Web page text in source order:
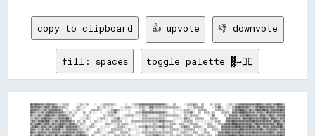
copy to clipboard 👍 upvote 👎 downvote
fill: spaces toggle palette ▓→✊🏽
██▓▓██▓▓▓▓▒▒▓▓▓▓▓▓▒▒░░░░▒▒▒▒      ░░▒▒░░▒▒    ░░  ░░▒▒▒▒▒▒▒▒░░      ░░  ░░▒▒▒▒▓▓▓▓▓▓▓▓▓▓▓▓▓▓▓▓▓▓▒▒░░  ▒▒      ░░▒▒▒▒▓▓▒▒  ▒▒    ▒▒░░▒▒▒▒    ░░▒▒░░▒▒▓▓▓▓▓▓▓▓▓▓▓▓▓▓██▓▓▒▒▓▓▓▓▒▒▓▓██▓▓▒▒
▓▓▓▓▓▓▓▓▒▒▓▓▓▓▒▒▓▓▓▓▒▒▒▒▒▒░░    ░░▒▒░░░░        ▒▒░░▒▒░░░░░░    ░░░░▒▒▒▒░░░░░░▒▒▒▒░░▒▒▓▓▒▒▒▒▒▒▒▒▒▒▒▒▒▒▒▒▒▒░░    ░░░░▒▒▒▒▒▒▒▒      ░░▒▒▓▓░░  ░░░░▒▒▓▓██▓▓▓▓▓▓▒▒▒▒▓▓▓▓██▓▓▓▓▓▓▓▓▒▒▓▓▓▓▓▓
▓▓▓▓▓▓▒▒▒▒▓▓▒▒▓▓▓▓▓▓▓▓▒▒  ░░  ░░░░▒▒░░      ▒▒▒▒▒▒░░    ░░▒▒▓▓▒▒░░░░░░░░      ░░▒▒░░░░▒▒░░░░░░░░░░    ░░░░░░░░▒▒▒▒░░░░  ▒▒▒▒▒▒      ▒▒▒▒▒▒░░░░  ▒▒▓▓▓▓██▓▓▒▒▓▓▒▒▓▓██▓▓██▓▓▒▒▓▓▓▓▓▓██▓▓
██▓▓▒▒▒▒▓▓▒▒▓▓██▓▓▓▓▓▓▓▓▒▒░░▒▒░░▒▒    ▒▒  ▒▒░░░░  ░░  ░░▒▒▒▒▓▓░░      ░░  ░░▒▒▒▒▓▓▓▓▓▓▓▓▓▓▓▓▓▓▓▓▒▒░░  ░░    ░░▒▒▒▒▓▓░░  ▒▒  ▒▒▒▒░░▒▒    ▒▒▒▒▒▒░░▓▓▓▓▓▓████▓▓▓▓▓▓▒▒▓▓▓▓▒▒██▓▓▓▓▓▓▓▓▓▓▓▓
▓▓▒▒▒▒▓▓▒▒▓▓██▓▓▓▓▒▒▓▓▓▓▓▓▒▒░░▒▒      ░░▒▒░░        ▒▒░░▒▒▒▒░░░░  ░░▒▒▒▒▒▒░░░░░░▒▒▒▒░░░░░░░░▒▒▒▒▒▒▒▒▒▒▒▒▒▒░░  ▒▒░░▒▒▒▒▒▒░░    ░░░░▓▓      ▒▒░░▓▓▓▓▓▓▒▒▓▓▓▓██▓▓▓▓▓▓▒▒██▓▓▒▒██▓▓▒▒▓▓▓▓██
▒▒▒▒▓▓▒▒▓▓██▓▓▓▓▒▒▒▒▓▓▓▓▓▓██▒▒      ░░░░▒▒░░    ░░▒▒▒▒░░  ░░▒▒▓▓░░░░░░  ░░    ░░▒▒▒▒▒▒▒▒▒▒▒▒▒▒▒▒░░    ░░░░░░░░▓▓▒▒░░  ▒▒▒▒▒▒    ▒▒▒▒▒▒      ▓▓▓▓▓▓▓▓▓▓▒▒██▓▓██▓▓▓▓▓▓▓▓██▓▓▒▒██▓▓▒▒▓▓▓▓
▒▒▓▓▒▒▓▓██▓▓██▒▒▒▒▓▓▒▒▓▓▓▓▓▓▓▓▒▒  ▒▒░░▒▒  ░░  ▒▒░░░░  ░░  ▒▒▒▒▒▒▒▒  ░░  ▒▒▒▒▒▒▒▒▒▒▒▒▒▒▒▒▒▒▒▒▓▓▓▓▒▒▒▒▒▒░░    ░░▒▒▒▒▒▒  ░░░░░░░░░░░░░░▒▒▒▒  ░░▓▓▓▓██▓▓▓▓▓▓▓▓▓▓▓▓██▓▓▓▓▓▓▓▓▓▓▓▓▒▒██▓▓▒▒▓▓
▓▓▒▒▓▓██▒▒▓▓▓▓▒▒▓▓▒▒▓▓▓▓▓▓▒▒▓▓▓▓▒▒░░▒▒░░    ▒▒░░      ▒▒▒▒░░░░▒▒░░▒▒▒▒░░░░░░    ░░░░░░░░▒▒░░░░▒▒░░░░▒▒▒▒░░▒▒▒▒░░░░▒▒▒▒▒▒    ░░▒▒▒▒  ░░▒▒▒▒▓▓▓▓▓▓████▓▓▓▓▓▓▓▓▓▓▒▒██▓▓▓▓▓▓▓▓▓▓▓▓▒▒██▓▓▒▒
▒▒▓▓██▒▒▓▓▓▓▒▒▓▓▒▒▓▓▓▓██▒▒▓▓▓▓▓▓▓▓▒▒░░░░░░▒▒▒▒░░  ░░░░░░░░  ░░▒▒▒▒▒▒░░    ░░░░▒▒▒▒▓▓▒▒▒▒▒▒▒▒▓▓▓▓▒▒▒▒▒▒    ░░▒▒▓▓▒▒  ▒▒▒▒▒▒░░  ▒▒▒▒▒▒░░  ▓▓▓▓▓▓▓▓▓▓████▓▓▓▓▓▓██▓▓▒▒██▒▒▓▓▓▓▒▒▓▓▓▓▓▓██▒▒
▓▓▓▓▒▒▒▒▓▓▒▒▓▓▒▒▓▓▓▓██▒▒▒▒▓▓▓▓▓▓▓▓▒▒▒▒░░▒▒░░    ▒▒░░░░    ▒▒▒▒▒▒▒▒░░░░▒▒░░░░░░  ░░▒▒░░░░▒▒░░░░▒▒░░░░▒▒▒▒▒▒░░░░▒▒▒▒▒▒▒▒  ░░░░▒▒    ▒▒▒▒░░▓▓▓▓▓▓▓▓▓▓▓▓▓▓██▓▓▓▓▓▓▓▓▓▓▓▓██▒▒▓▓▓▓▓▓▓▓▒▒▓▓▓▓
██▓▓▒▒▓▓▓▓▓▓▒▒▓▓▓▓▓▓▓▓▒▒▓▓▓▓▓▓▓▓▒▒▓▓▓▓▒▒░░    ▒▒▒▒░░  ░░▒▒▒▒░░  ▒▒▒▒▒▒░░    ░░░░▒▒▒▒▒▒▒▒▒▒▒▒▒▒▒▒▒▒▒▒▒▒  ░░░░▒▒▒▒░░░░▒▒▒▒  ░░▒▒▒▒    ░░▓▓▓▓▓▓██▓▓▓▓▓▓██▓▓▓▓▓▓▓▓██▓▓▓▓▓▓▓▓▓▓██▓▓▒▒▓▓▓▓▓▓
▓▓▒▒▓▓██▓▓▒▒▓▓▓▓▒▒██▒▒▓▓▓▓██▓▓▒▒▓▓▓▓██▓▓▒▒  ▒▒░░  ░░▒▒░░░░  ▒▒▒▒░░▒▒░░▒▒░░░░░░    ▒▒▒▒▒▒▓▓▓▓▒▒▒▒░░░░▒▒░░▒▒▒▒░░▒▒▒▒▒▒  ░░▒▒▒▒░░▒▒▒▒  ▒▒▓▓▓▓▓▓▓▓████▓▓▓▓██▓▓▓▓▓▓▓▓▓▓▓▓▓▓▓▓▓▓▓▓▓▓▓▓▓▓██▓▓
▓▓▓▓▓▓▓▓▒▒▓▓▓▓▒▒▓▓▓▓▓▓▓▓▓▓██▒▒▓▓▒▒██▓▓▒▒▓▓▒▒░░░░░░▒▒▒▒    ▒▒░░░░░░▒▒▒▒░░  ░░▒▒▒▒▒▒▒▒▒▒▒▒▒▒▒▒▒▒▒▒▒▒▒▒▒▒░░  ▒▒▒▒▒▒  ▒▒▒▒░░░░▒▒▒▒░░░░▒▒▓▓▓▓██▓▓▓▓▓▓██▓▓▓▓▓▓▓▓▒▒██▓▓▓▓▓▓▓▓▓▓██▓▓██▓▓▓▓▓▓▓▓
▓▓▒▒▓▓▓▓▓▓▓▓▒▒▓▓██▓▓▓▓████▓▓▓▓▒▒██▓▓▒▒▓▓▓▓▓▓▒▒░░▒▒░░  ▒▒░░░░  ▒▒▒▒░░▒▒▒▒░░░░  ░░░░▒▒▓▓▓▓▓▓▓▓▓▓▓▓▒▒░░░░░░░░▒▒░░░░▒▒░░  ░░▒▒  ▒▒▒▒  ▓▓▓▓▓▓▓▓██▓▓▓▓██████▓▓▓▓▓▓▓▓██▓▓██▒▒▓▓▓▓▓▓▓▓▓▓▓▓▓▓▓▓
▓▓▓▓▓▓▒▒██▒▒▓▓▓▓▓▓▒▒██▒▒▓▓▓▓▒▒████▒▒▓▓▓▓▓▓▒▒▓▓▒▒░░  ░░▒▒░░░░░░░░░░▒▒▒▒▒▒░░▒▒░░░░  ░░▒▒▒▒▒▒▒▒▒▒▒▒░░░░░░▒▒░░░░▒▒▒▒░░░░▒▒  ▒▒▒▒  ▒▒▓▓▓▓▓▓▓▓▓▓▓▓██▓▓▓▓▓▓▓▓▓▓▓▓▓▓▓▓▓▓██▓▓▓▓▓▓▓▓▓▓▓▓▓▓▓▓▓▓▓▓
▓▓██▓▓▓▓▓▓▓▓▓▓██▓▓██▒▒▓▓▓▓▒▒██▓▓▓▓▓▓▓▓██▒▒▓▓██▓▓▒▒▒▒░░  ▒▒░░  ░░▒▒░░░░▒▒▒▒░░░░▒▒░░░░▒▒▒▒▒▒▒▒▒▒▒▒░░▒▒▒▒░░░░▒▒▒▒░░▒▒░░░░▒▒░░░░▒▒░░▓▓▓▓▓▓██▓▓▓▓████▓▓██▓▓▓▓▓▓██▓▓▓▓▓▓▓▓▓▓▓▓▓▓▓▓▓▓██▓▓▓▓▓▓
▓▓▓▓▓▓▓▓▓▓▒▒▓▓▓▓██▓▓▓▓██▒▒██▓▓▓▓▓▓▓▓▓▓▓▓▓▓▓▓▓▓▓▓▓▓▒▒  ▒▒░░░░▒▒░░░░▒▒░░░░▓▓░░░░░░▒▒░░░░▒▒▒▒▒▒▒▒▒▒▒▒▒▒░░░░░░▒▒░░▒▒░░░░▒▒░░░░░░░░▓▓▓▓▓▓▓▓▓▓██▓▓▓▓▓▓▓▓▓▓▓▓▓▓██▓▓▓▓▒▒▓▓▓▓▓▓▓▓▓▓▓▓▓▓▓▓▓▓▓▓▓▓
▓▓▓▓▓▓▓▓▓▓▓▓██▓▓▓▓▓▓▓▓▓▓██▓▓▓▓▓▓▓▓▓▓▓▓▓▓▓▓▓▓▓▓▓▓▓▓▓▓▒▒░░░░▒▒░░░░░░  ▒▒░░▒▒▒▒░░░░▒▒▒▒▒▒▒▒▒▒▒▒▒▒▒▒▒▒▒▒░░░░▒▒▒▒░░▒▒░░░░░░▒▒░░░░▓▓▓▓▓▓▓▓▓▓▓▓▓▓██▓▓▓▓▓▓▓▓▓▓▓▓▓▓▓▓██▓▓▓▓▓▓▓▓▓▓▓▓▓▓▓▓▓▓██▒▒▓▓
▓▓▓▓▓▓▓▓▓▓▓▓▓▓▓▓▓▓▒▒██▓▓██▒▒▓▓▓▓▓▓▓▓▓▓▓▓▓▓▓▓▓▓▓▓▓▓▓▓▓▓░░░░░░▒▒░░░░░░░░▒▒░░▒▒░░░░░░▒▒░░▒▒▒▒▒▒▒▒▒▒▒▒▒▒░░░░▒▒▒▒▒▒░░░░░░▒▒░░░░▒▒▓▓▓▓▓▓██▓▓▓▓▓▓▓▓▓▓▓▓▓▓▓▓▓▓▓▓▒▒▓▓▓▓▓▓▓▓▓▓▓▓▓▓▓▓▓▓▓▓▒▒▓▓▒▒▓▓
██▓▓▓▓▒▒▒▒▓▓▓▓▓▓▓▓▓▓▓▓▓▓▒▒██▓▓▓▓▓▓▓▓▓▓▓▓▓▓▓▓▓▓▓▓▓▓▓▓▓▓▓▓░░▒▒░░▒▒░░░░░░▒▒░░▒▒▒▒░░░░░░░░▒▒▒▒▒▒▒▒▒▒░░▒▒░░░░▒▒▒▒▒▒░░▒▒░░░░░░░░▓▓▓▓▓▓▓▓▓▓▓▓▓▓▓▓▓▓▒▒▓▓██▓▓▓▓██▓▓▓▓▓▓▓▓▓▓▓▓▓▓▓▓▓▓▓▓▓▓▓▓██▓▓▓▓
▓▓▓▓▓▓▒▒▒▒██▒▒▓▓▓▓▓▓▓▓▓▓▒▒██▓▓▓▓▓▓▓▓▓▓▓▓▓▓▓▓▓▓▓▓▓▓▓▓▓▓▓▓▓▓░░▒▒░░▒▒░░░░░░▒▒▒▒▒▒░░░░░░░░▒▒▒▒▒▒▒▒▒▒▒▒▒▒░░▒▒▒▒░░▒▒░░░░▒▒░░░░▓▓▓▓▓▓▓▓▓▓▓▓▓▓▓▓▓▓▓▓▓▓▓▓██▓▓▓▓▓▓▒▒▓▓██▓▓▓▓▓▓▓▓▓▓▒▒▓▓▓▓██▓▓▓▓▓▓
▓▓▓▓▓▓▒▒▒▒▓▓▒▒▓▓▓▓██▓▓▓▓▒▒▓▓▓▓▒▒▓▓▓▓▒▒▓▓▓▓▓▓▓▓▓▓▓▓▓▓▓▓▓▓▓▓▓▓░░░░░░░░░░░░░░▒▒▒▒▒▒░░▒▒░░▒▒▒▒▒▒▒▒▒▒▒▒▒▒░░▒▒▒▒▒▒▒▒░░▒▒▒▒▒▒▒▒▓▓▓▓▓▓██▓▓▓▓▓▓▓▓▓▓▓▓▓▓▓▓▓▓▓▓▓▓▓▓▓▓▒▒▓▓▓▓▓▓▓▓▓▓▓▓▒▒▓▓▓▓▓▓▓▓▓▓▓▓
▒▒▓▓▓▓▓▓▒▒▓▓▒▒▓▓▓▓▓▓▓▓▒▒▓▓▓▓▓▓▓▓▓▓▒▒▓▓▓▓▒▒▓▓▓▓▓▓▓▓▓▓▓▓▓▓▓▓▓▓▓▓▒▒░░░░▒▒░░░░▒▒▒▒▒▒░░░░░░▒▒▒▒▒▒▒▒▒▒▒▒▒▒░░▒▒▒▒▒▒▒▒░░░░░░▒▒▓▓▓▓▓▓▓▓▓▓▓▓▓▓▓▓▓▓▓▓▓▓▒▒██▓▓▓▓▓▓▓▓▓▓▓▓▓▓▓▓▒▒▓▓▓▓▓▓▓▓▓▓▓▓▓▓▒▒▓▓▓▓
▒▒▓▓▓▓▓▓██▓▓▒▒▓▓▓▓▓▓▓▓▓▓▓▓▓▓▒▒▓▓▓▓▓▓▓▓▒▒▓▓▓▓▓▓▓▓▒▒▓▓▓▓▓▓▓▓▓▓▓▓▓▓▒▒░░░░▒▒░░░░▒▒▒▒▒▒░░▒▒▒▒▒▒▒▒▒▒▒▒▒▒▒▒▒▒▒▒▒▒▒▒░░▒▒░░░░▓▓▓▓▓▓██▓▓▓▓▓▓▓▓▓▓▓▓▓▓██▓▓▓▓▓▓▓▓▒▒▓▓▓▓▒▒▓▓▓▓▓▓▓▓▓▓▓▓██▓▓▓▓▓▓▒▒▓▓▓▓
▒▒▓▓▒▒▓▓██▓▓▒▒▓▓▓▓▓▓▓▓▓▓▓▓▓▓▒▒▓▓▒▒▓▓▓▓▓▓▓▓▒▒▓▓▓▓▓▓▓▓▓▓▓▓▓▓▓▓▓▓▓▓▓▓▒▒░░░░░░░░▒▒▒▒▒▒░░▒▒▒▒▒▒▒▒▒▒▒▒▒▒▒▒▒▒▒▒▒▒▒▒▒▒▒▒▒▒▒▒▓▓▓▓▓▓▓▓▓▓▓▓▓▓▓▓▓▓▓▓▓▓▓▓▓▓▓▓▒▒▓▓▓▓▓▓▓▓██▓▓▓▓▓▓▓▓▓▓▓▓▓▓▓▓▒▒▓▓▓▓▓▓▓▓
▒▒▒▒▓▓▓▓▓▓▓▓▒▒▓▓▓▓▓▓▓▓▓▓▓▓▒▒▒▒▓▓▓▓▓▓▒▒▓▓▓▓▓▓▓▓▓▓▓▓▓▓▓▓▓▓▓▓▓▓▓▓▓▓▓▓▓▓▒▒░░░░░░░░▒▒▒▒▒▒░░░░▒▒▒▒▒▒▒▒▒▒▒▒▒▒▒▒▒▒░░▒▒▒▒▒▒▓▓▓▓▓▓▓▓▓▓▓▓▓▓▓▓██▓▓▓▓▓▓▓▓▓▓▓▓▓▓▓▓██▓▓▒▒▓▓▓▓▒▒▓▓▓▓▓▓▓▓▓▓▓▓▓▓▓▓██▓▓▓▓
▒▒▒▒▓▓▓▓▓▓▓▓▒▒▓▓▓▓▓▓▒▒██▒▒▓▓▓▓▓▓▒▒▓▓▒▒▓▓▓▓▓▓▓▓▓▓▓▓▓▓▓▓▓▓▓▓▓▓▓▓▓▓▓▓▓▓▓▓▒▒░░▒▒░░░░▒▒▒▒░░░░▒▒▒▒▒▒▒▒▒▒░░▒▒▒▒▒▒░░░░░░▓▓▓▓▓▓▓▓▓▓▓▓▓▓▓▓▓▓▓▓▓▓▓▓▓▓▒▒▓▓▓▓██▓▓▓▓▓▓▓▓▓▓▓▓▒▒▓▓▓▓▓▓▓▓▓▓▓▓▓▓▓▓▓▓▒▒▒▒
▒▒▒▒▓▓▓▓▓▓▒▒▒▒▓▓▓▓▓▓▓▓██▒▒▒▒▓▓▓▓▓▓▓▓▒▒▓▓▒▒▓▓▒▒▓▓▓▓▓▓▓▓▓▓▓▓▓▓▓▓▓▓▓▓▓▓▓▓▓▓▒▒░░░░░░░░▒▒▒▒      ░░    ░░▒▒▒▒░░░░░░▒▒▓▓▓▓▓▓▓▓▓▓▓▓▓▓▓▓▓▓▓▓▓▓▓▓▓▓▓▓▓▓▓▓▓▓▓▓▓▓▓▓▓▓▓▓▓▓▒▒▓▓▓▓▓▓▓▓▓▓▓▓▓▓▓▓▓▓▒▒▓▓
▒▒▒▒▓▓▓▓▒▒▒▒▒▒▓▓▒▒▒▒▒▒██▒▒▓▓▓▓▓▓▓▓▓▓▓▓▓▓▒▒▓▓▒▒▒▒▓▓▓▓▓▓▓▓▓▓▓▓▓▓▓▓▓▓▓▓▓▓▓▓▓▓░░░░░░▒▒      ░░  ▓▓        ░░░░░░▒▒▓▓▓▓▓▓▓▓▓▓▓▓▓▓▓▓▓▓▓▓▒▒▓▓▓▓▓▓▓▓▓▓▓▓▓▓▓▓▓▓██▒▒▓▓▓▓▒▒▓▓▓▓▒▒░░▒▒▒▒▓▓▓▓▒▒░░▒▒
▒▒▒▒▓▓▓▓▒▒▒▒▒▒▓▓▒▒░░▒▒▓▓░░▓▓▓▓▓▓▓▓▓▓▓▓▓▓▓▓▓▓▓▓▒▒▓▓▓▓▓▓▓▓▒▒▓▓▓▓▓▓▓▓▓▓▓▓▓▓▓▓▓▓▒▒░░░░  ░░  ░░  ▓▓░░░░        ░░▓▓▓▓▓▓▓▓▓▓▓▓▓▓▓▓▓▓▓▓▓▓░░██▓▓▓▓▓▓▓▓▓▓▓▓▓▓▓▓▓▓▒▒▓▓▓▓░░░░░░▒▒▒▒▒▒▒▒▓▓▓▓▒▒▒▒▒▒
▒▒░░▓▓▒▒▒▒▒▒▓▓▓▓▒▒▒▒▓▓▒▒░░▒▒▓▓▒▒██▒▒▓▓▓▓▓▓▒▒▓▓▓▓▓▓▓▓▓▓▓▓▒▒▓▓▒▒▓▓▓▓▓▓▓▓▓▓▓▓▓▓▒▒  ░░  ░░  ░░░░▓▓░░░░▒▒        ▓▓▓▓▓▓▓▓▓▓▓▓▓▓▓▓▓▓▓▓▓▓░░▓▓▓▓▓▓▓▓▓▓▓▓▓▓▓▓▒▒▒▒░░▒▒▒▒▒▒▒▒▒▒▒▒░░░░▒▒▓▓▓▓▓▓▒▒▒▒
▓▓▒▒░░░░░░░░░░░░░░░░▒▒▒▒▒▒▓▓▒▒▒▒▒▒▒▒▒▒▒▒██▓▓▓▓▓▓▓▓▓▓▓▓██▒▒▓▓▓▓▓▓▓▓▓▓▓▓▓▓▓▓▒▒░░  ░░  ░░      ▓▓░░░░▒▒        ░░▓▓▓▓▓▓▓▓▓▓▓▓▓▓▓▓▓▓▓▓░░▓▓▓▓▓▓▓▓▓▓▓▓▒▒▒▒▒▒▒▒▒▒▒▒▒▒▒▒▒▒▒▒▒▒░░▒▒▒▒▒▒▒▒▓▓▒▒▒▒
░░░░░░░░░░░░░░░░░░░░░░    ░░▒▒▒▒▒▒▒▒▓▓▒▒▓▓▓▓▓▓▓▓▓▓▓▓▓▓▓▓▒▒▓▓▒▒▒▒▒▒▒▒▒▒▒▒▒▒▒▒░░░░▒▒░░░░░░░░░░▓▓▒▒░░▒▒  ░░░░░░░░▒▒▒▒▒▒▒▒▒▒▓▓▓▓▓▓▓▓▓▓▒▒▓▓▓▓▓▓▒▒▓▓▓▓▓▓▒▒▒▒▒▒▒▒▒▒▒▒▒▒▒▒░░▒▒▒▒▒▒▒▒▒▒▒▒▓▓▒▒░░
░░░░░░░░░░░░░░░░░░░░░░░░░░    ░░░░░░░░░░▒▒▓▓▓▓▓▓▓▓▓▓▒▒▓▓▒▒▓▓▒▒▓▓▓▓▓▓▓▓▓▓▒▒░░░░▒▒▒▒▒▒▒▒▒▒▒▒▒▒▓▓▒▒▒▒▓▓▒▒▒▒  ░░░░▒▒▓▓▓▓▓▓▓▓▓▓▓▓░░▒▒░░▒▒▒▒▓▓▓▓▒▒▓▓▒▒▓▓▓▓▒▒▓▓▒▒▒▒▓▓▒▒▒▒▒▒▒▒▒▒▓▓▒▒▒▒▓▓▓▓▓▓▒▒
▒▒▒▒▒▒▒▒▒▒▒▒▒▒▒▒▒▒▒▒░░░░░░  ░░  ░░░░░░░░░░░░▒▒░░▒▒▒▒▓▓▓▓▓▓▓▓▓▓▓▓▓▓▓▓▓▓▓▓▓▓▒▒▒▒▓▓▓▓▓▓▒▒▒▒▒▒▓▓▓▓▓▓▓▓▒▒▒▒▓▓▒▒▒▒▒▒▒▒▓▓▓▓▓▓▓▓▓▓▓▓▓▓▓▓▓▓▓▓▓▓██▓▓▓▓▓▓▒▒▒▒▒▒▒▒░░░░▒▒██▒▒▒▒▒▒▒▒▒▒▒▒▒▒▒▒▒▒▓▓▓▓▓▓
▓▓▓▓▓▓▓▓▓▓▒▒▒▒▓▓▓▓▒▒▒▒▒▒▒▒▒▒░░░░░░░░░░░░▒▒░░░░░░░░░░░░░░░░▒▒░░▒▒▒▒▒▒▒▒▓▓░░░░      ▒▒▒▒▒▒▒▒▓▓▓▓▓▓▓▓▓▓▒▒▒▒    ░░░░▓▓▓▓▒▒▒▒▒▒▒▒░░▓▓▓▓▒▒▒▒▒▒▒▒▒▒░░░░▒▒▒▒    ░░░░▒▒▒▒▒▒░░▒▒░░░░▒▒▒▒▒▒▒▒▓▓▒▒
▓▓▓▓▓▓▓▓▓▓▓▓▓▓▒▒▓▓▓▓▓▓▓▓▓▓▓▓░░▒▒░░░░░░░░░░▒▒▓▓▒▒░░░░▒▒▒▒▒▒▒▒▒▒░░░░░░░░░░░░░░░░░░░░░░░░▒▒▒▒░░▓▓▓▓▓▓░░░░▒▒░░░░░░░░▒▒▒▒▒▒▒▒▒▒▒▒▒▒▒▒▒▒▒▒▒▒▒▒▒▒▒▒▒▒▒▒▓▓▓▓░░░░  ░░▒▒░░▒▒▒▒░░░░░░░░▒▒▓▓▓▓▓▓▓▓
▓▓▓▓▓▓▓▓▓▓▒▒▒▒░░░░░░░░▒▒▓▓▓▓░░▒▒▒▒░░░░░░░░▒▒▓▓▓▓░░░░░░░░░░▒▒▓▓░░░░░░░░░░░░░░░░░░░░░░░░▒▒░░░░▓▓▓▓▓▓░░░░▒▒░░░░░░░░░░░░░░░░░░░░░░▒▒▒▒▓▓▓▓▓▓▓▓▓▓▓▓▓▓▓▓▓▓▒▒░░  ░░░░  ░░░░░░▒▒▒▒░░▓▓██▓▓████
▓▓▓▓▓▓▓▓██░░░░░░░░░░░░▒▒▓▓▓▓░░▒▒▓▓░░░░░░░░▒▒▓▓▓▓░░░░░░░░░░▒▒▓▓░░░░░░▓▓░░▒▒░░▒▒░░░░░░░░░░▒▒▒▒▓▓▒▒▓▓░░░░░░░░▒▒▒▒▒▒▓▓▒▒▒▒▓▓▒▒▒▒░░▒▒░░▒▒▓▓▓▓▓▓▒▒▒▒▓▓▓▓▓▓▓▓░░░░  ░░░░  ░░  ░░▒▒░░▒▒██████▓▓
████▓▓▓▓██░░░░░░░░░░░░▒▒▓▓▓▓░░▒▒▒▒░░▒▒▓▓▒▒▒▒▓▓▓▓▒▒▒▒▒▒▒▒▒▒▓▓▓▓▒▒░░░░▓▓▒▒▒▒▓▓▓▓▒▒▒▒▒▒▓▓▒▒░░▒▒▓▓▒▒▓▓░░░░░░▒▒▒▒▓▓▓▓▓▓▓▓▓▓▓▓▒▒▒▒░░░░░░░░▒▒▓▓▓▓▒▒▒▒▒▒▒▒▒▒▓▓▒▒░░░░░░░░  ░░▒▒▒▒▒▒░░░░▓▓▓▓▓▓▓▓
████▓▓██▓▓░░░░░░░░░░▒▒░░▓▓▓▓░░▒▒▓▓░░▓▓▒▒▒▒▓▓▓▓██▒▒░░░░░░▒▒▓▓▓▓▒▒░░░░▓▓▒▒▓▓▒▒▒▒▒▒░░░░▒▒▓▓▓▓▒▒▓▓▒▒▒▒░░▒▒▒▒░░░░▒▒▒▒▒▒▓▓▓▓▓▓▓▓▒▒▒▒▒▒▓▓▒▒▒▒▓▓▓▓▓▓▒▒▒▒▒▒▒▒▒▒▒▒░░░░░░░░░░        ░░░░▓▓▓▓▓▓▓▓
██▓▓▓▓▓▓▓▓▓▓▓▓▓▓▒▒▓▓▒▒░░▓▓▓▓░░▒▒▓▓░░▓▓▒▒▓▓▓▓▒▒██▓▓▓▓▒▒▒▒▓▓▓▓▓▓▒▒░░░░▓▓▒▒▓▓▓▓▒▒░░▒▒▒▒░░▒▒▓▓▒▒▓▓░░▒▒░░░░▒▒░░▓▓░░░░▒▒▓▓▓▓▒▒▒▒▒▒▒▒▓▓▓▓▓▓▓▓▓▓▓▓▓▓▓▓▓▓▓▓▒▒▓▓▓▓░░░░░░▒▒▒▒░░░░      ░░▓▓▓▓▓▓▓▓
▓▓██▓▓▓▓▓▓▒▒░░░░░░░░▒▒░░▓▓▓▓░░▒▒▓▓░░▓▓▓▓▓▓▓▓▓▓██▒▒▒▒▓▓▒▒▒▒██▓▓▒▒░░░░▒▒░░▒▒▓▓▒▒▒▒░░░░░░░░░░░░██▒▒▒▒░░░░░░░░░░░░▓▓▒▒▓▓░░  ░░▒▒▒▒▓▓▒▒▒▒▓▓▓▓▒▒▒▒▒▒▒▒░░▒▒▓▓▓▓▒▒░░░░▒▒▓▓▒▒░░░░    ░░▒▒▓▓▓▓▓▓
▓▓▓▓▓▓▓▓▓▓▒▒▒▒▒▒▒▒▒▒▒▒░░▓▓▓▓░░▒▒▓▓░░▓▓▓▓▓▓▓▓▒▒▓▓▒▒▒▒░░░░░░▒▒▓▓░░░░░░▓▓░░▓▓██░░▒▒░░░░░░░░░░░░▓▓▒▒▒▒░░░░░░░░░░░░░░░░▒▒▒▒    ░░░░▒▒░░░░▓▓▒▒░░▒▒▓▓▒▒▒▒░░▓▓▓▓▓▓░░░░░░░░░░▒▒▒▒▓▓▓▓▓▓▒▒▓▓▓▓▓▓
▓▓▓▓▓▓▓▓▓▓▒▒▓▓▒▒▒▒▒▒▒▒▒▒▓▓▓▓░░▒▒▒▒░░▒▒▒▒▒▒▒▒▓▓▓▓██▒▒░░▒▒░░▒▒▓▓░░░░░░▒▒▓▓░░░░░░▒▒░░░░░░░░░░░░██░░░░░░░░░░░░░░░░░░░░░░░░▒▒▒▒▒▒░░░░▒▒▒▒░░▒▒░░▒▒▓▓▒▒▒▒░░▒▒▓▓▓▓▓▓▒▒░░░░        ░░░░░░░░░░░░
▓▓▓▓▓▓▓▓▓▓▓▓▒▒▓▓▒▒▒▒▒▒▒▒▒▒▓▓░░░░░░▒▒▒▒░░▓▓▓▓▓▓▓▓▓▓▒▒░░▒▒░░▒▒██░░▓▓▓▓░░░░░░░░░░▒▒░░░░░░░░░░░░▓▓░░░░░░░░░░░░░░░░░░░░░░▒▒░░▒▒▓▓▒▒▓▓░░░░░░▒▒░░▒▒▓▓▒▒▓▓▒▒▓▓▒▒▒▒▒▒▒▒░░▒▒▒▒          ░░░░░░░░
░░░░░░░░░░░░░░░░░░▒▒░░░░░░▒▒▓▓▒▒▓▓██▒▒▒▒▓▓██▓▓▓▓▓▓▒▒░░░░░░▒▒▒▒▓▓░░░░░░░░░░░░░░▒▒░░░░░░░░░░░░░░░░░░░░░░░░░░░░░░░░░░░░░░░░░░░░▒▒██▓▓▓▓▓▓░░░░▒▒▓▓▓▓▓▓▓▓▓▓░░▓▓▓▓▓▓▒▒░░░░      ░░  ░░░░░░░░
▒▒▒▒▒▒░░░░░░░░░░▒▒▒▒▓▓░░░░░░██▒▒▒▒▓▓▓▓▓▓▓▓▓▓▓▓▓▓▓▓▒▒▒▒▓▓▓▓▓▓░░░░░░░░░░░░░░░░░░░░░░░░░░░░░░░░░░░░░░░░░░░░░░░░░░░░░░░░░░░░░░░░░░░░▒▒██▓▓▓▓▓▓▒▒▓▓▓▓▓▓▓▓▓▓▓▓▓▓▓▓▒▒▒▒██▒▒▒▒▒▒▒▒░░░░░░░░░░░░
░░░░░░▒▒▒▒▓▓░░░░░░▒▒██▒▒▒▒▓▓██████▓▓▓▓▓▓▓▓▓▓▓▓▓▓▓▓▒▒██▓▓░░░░░░░░░░░░░░░░░░░░░░░░░░░░░░░░░░░░░░░░░░░░░░░░░░░░░░░░░░░░░░░░░░░░░░░░░░░░░░▓▓▓▓▒▒▓▓▓▓▓▓▓▓▓▓▓▓▓▓▓▓██▓▓▓▓░░░░░░▓▓░░░░▒▒▒▒░░░░
▒▒▒▒▒▒▒▒▓▓██░░▒▒▒▒▓▓██▓▓▓▓▓▓▓▓▓▓▓▓▓▓▓▓▓▓▓▓▓▓▓▓▓▓▓▓▒▒░░░░░░░░░░░░░░░░░░░░░░░░░░░░░░░░░░░░░░░░░░░░░░░░░░░░░░░░░░░░░░░░░░░░░░░░░░░░░░░░░░  ▒▒▒▒▓▓▓▓▓▓▓▓▓▓▓▓▓▓▓▓▓▓▓▓▓▓████▓▓▓▓░░░░░░░░██▒▒
▓▓▓▓▓▓▒▒▓▓▓▓▓▓▓▓▓▓▓▓▓▓▓▓▓▓▓▓▓▓▓▓▓▓▓▓▓▓▓▓▓▓▓▓▓▓▓▓▓▓▒▒░░░░░░░░░░░░░░░░░░░░░░░░░░░░░░░░░░░░░░░░░░░░░░░░░░░░░░░░░░░░░░░░░░░░░░░░░░░░░░░░░░░░░░▒▒▓▓▓▓▓▓▓▓▓▓▓▓▓▓▓▓▓▓▓▓▓▓▓▓▓▓▓▓▓▓▓▓▓▓▓▓▒▒▓▓▒▒
▓▓▒▒▓▓██████▓▓▓▓▓▓▓▓▓▓▓▓▓▓▓▓▓▓▓▓▓▓▓▓▓▓▓▓▓▓▓▓▓▓▓▓▓▓▒▒░░░░░░░░░░░░░░░░░░░░░░░░░░░░░░░░░░░░░░░░░░░░░░░░░░░░░░░░░░░░░░░░░░░░░░░░░░░░░░░░░░░░░░▒▒▓▓▓▓▓▓▓▓▓▓▓▓▓▓▓▓▓▓▓▓▓▓▓▓▓▓▓▓▓▓▓▓▓▓▓▓▓▓██▓▓
▓▓▓▓▓▓▓▓▓▓██▓▓▓▓▓▓▓▓▓▓▓▓▓▓▓▓▓▓▓▓▓▓▓▓▓▓▓▓▓▓▓▓▓▓▓▓▓▓▒▒░░░░░░░░░░░░░░░░░░░░░░░░░░░░░░░░░░░░░░░░░░░░░░░░░░░░░░░░░░░░░░░░░░░░░░░░░░░░░░░░░░░░░░▒▒▓▓▓▓▓▓▓▓▓▓▓▓▓▓▓▓▓▓▓▓▓▓▓▓▓▓▓▓▓▓▓▓▓▓▓▓▓▓▓▓▓▓
████▓▓██▓▓▓▓██▓▓▓▓▓▓▓▓▓▓▓▓▓▓▓▓▓▓▓▓▓▓▓▓▓▓▓▓▓▓▓▓▓▓▒▒▒▒░░░░░░░░░░░░░░░░░░░░░░░░░░░░░░░░░░░░░░░░░░░░░░░░░░░░░░░░░░░░░░░░░░░░░░░░░░░░░░░░░░░░░░▒▒▓▓▓▓▓▓▓▓▓▓▓▓▓▓▓▓▓▓▓▓▓▓▓▓▓▓▓▓▓▓▓▓▓▓▓▓▓▓▓▓▓▓
▓▓▓▓▓▓▓▓▓▓▓▓██▓▓▓▓▓▓▓▓▓▓▓▓▓▓▓▓▓▓▓▓▓▓▓▓▓▓▓▓▓▓▓▓░░▒▒▓▓░░░░░░░░░░░░░░░░░░░░░░░░░░░░░░░░░░░░░░░░░░░░░░░░░░░░░░░░░░░░░░░░░░